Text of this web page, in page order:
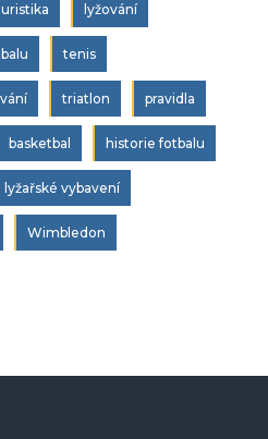
lyžování
tenis
triatlon pravidla
basketbal historie fotbalu
lyžařské vybavení
Wimbledon